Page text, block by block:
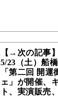
【→次の記事】
5/23（土）船
「第二回 開
ェ」が開催、
ト、実演販売